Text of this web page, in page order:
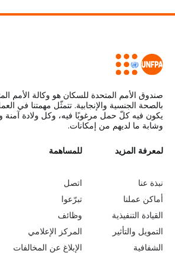
"حالة
2023"
صندوق الأمم المتحدة للسكان هو وكالة الأمم
بالصحة الجنسية والإنجابية. تتمثّل مهمتنا في
يكون فيه كلّ حمل مرغوبًا فيه، وكل ولادة
وشابة ما لديهم من إمكانات.
L
e
a
r
n
لمعرفة المزيد
نبذة عنا
أماكن عملنا
القيادة التنفيذية
التمويل والتأثير
الشفافية
G
o
b
e
y
للمساهمة
اتصل
تبرّعوا
وظائف
المركز الإعلامي
الإبلاغ عن المخالفات